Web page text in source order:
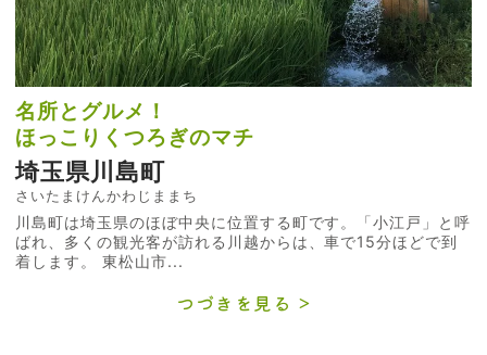
名所とグルメ！
ほっこりくつろぎのマチ
埼玉県川島町
さいたまけんかわじままち
川島町は埼玉県のほぼ中央に位置する町です。「小江戸」と呼
ばれ、多くの観光客が訪れる川越からは、車で15分ほどで到
着します。 東松山市...
つづきを見る